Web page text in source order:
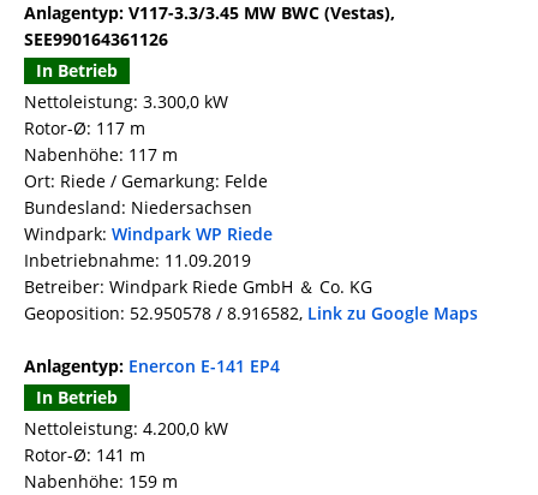
Anlagentyp: V117-3.3/3.45 MW BWC (Vestas),
SEE990164361126
In Betrieb
Nettoleistung: 3.300,0 kW
Rotor-Ø: 117 m
Nabenhöhe: 117 m
Ort: Riede / Gemarkung: Felde
Bundesland: Niedersachsen
Windpark: Windpark WP Riede
Inbetriebnahme: 11.09.2019
Betreiber: Windpark Riede GmbH ＆ Co. KG
Geoposition: 52.950578 / 8.916582, Link zu Google Maps
Anlagentyp: Enercon E-141 EP4
In Betrieb
Nettoleistung: 4.200,0 kW
Rotor-Ø: 141 m
Nabenhöhe: 159 m